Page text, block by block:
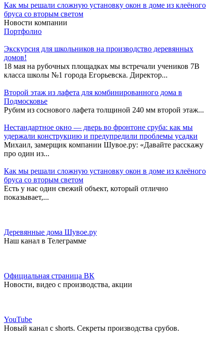
Как мы решали сложную установку окон в доме из клеёного
бруса со вторым светом
Новости компании
Портфолио
Экскурсия для школьников на производство деревянных
домов!
18 мая на рубочных площадках мы встречали учеников 7В
класса школы №1 города Егорьевска. Директор...
Второй этаж из лафета для комбинированного дома в
Подмосковье
Рубим из соснового лафета толщиной 240 мм второй этаж...
Нестандартное окно — дверь во фронтоне сруба: как мы
удержали конструкцию и предупредили проблемы усадки
Михаил, замерщик компании Шувое.ру: «Давайте расскажу
про один из...
Как мы решали сложную установку окон в доме из клеёного
бруса со вторым светом
Есть у нас один свежий объект, который отлично
показывает,...
Деревянные дома Шувое.ру
Наш канал в Телеграмме
Официальная страница ВК
Новости, видео с производства, акции
YouTube
Новый канал с shorts. Секреты производства срубов.